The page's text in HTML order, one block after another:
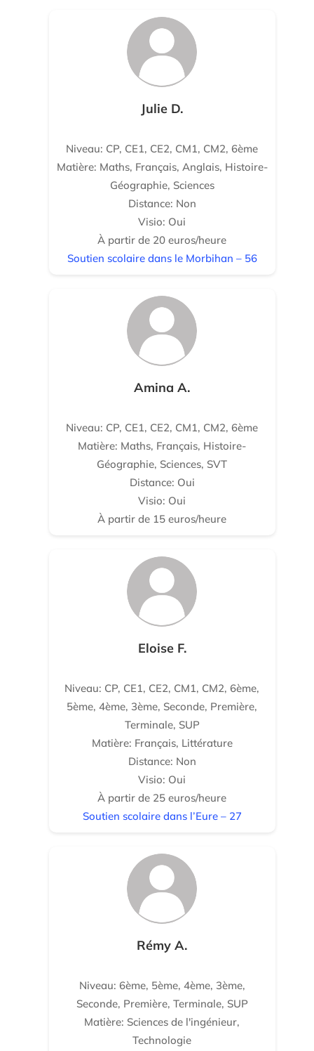
Julie D.
Niveau: CP, CE1, CE2, CM1, CM2, 6ème
Matière: Maths, Français, Anglais, Histoire-
Géographie, Sciences
Distance: Non
Visio: Oui
À partir de 20 euros/heure
Soutien scolaire dans le Morbihan – 56
Amina A.
Niveau: CP, CE1, CE2, CM1, CM2, 6ème
Matière: Maths, Français, Histoire-
Géographie, Sciences, SVT
Distance: Oui
Visio: Oui
À partir de 15 euros/heure
Eloise F.
Niveau: CP, CE1, CE2, CM1, CM2, 6ème,
5ème, 4ème, 3ème, Seconde, Première,
Terminale, SUP
Matière: Français, Littérature
Distance: Non
Visio: Oui
À partir de 25 euros/heure
Soutien scolaire dans l’Eure – 27
Rémy A.
Niveau: 6ème, 5ème, 4ème, 3ème,
Seconde, Première, Terminale, SUP
Matière: Sciences de l'ingénieur,
Technologie